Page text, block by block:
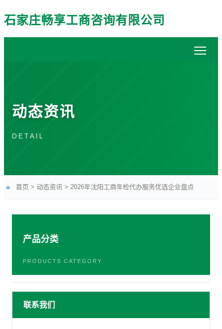
石家庄畅享工商咨询有限公司
动态资讯
DETAIL
首页 > 动态资讯 > 2026年沈阳工商年检代办服务优选企业盘点
产品分类
PRODUCTS CATEGORY
联系我们